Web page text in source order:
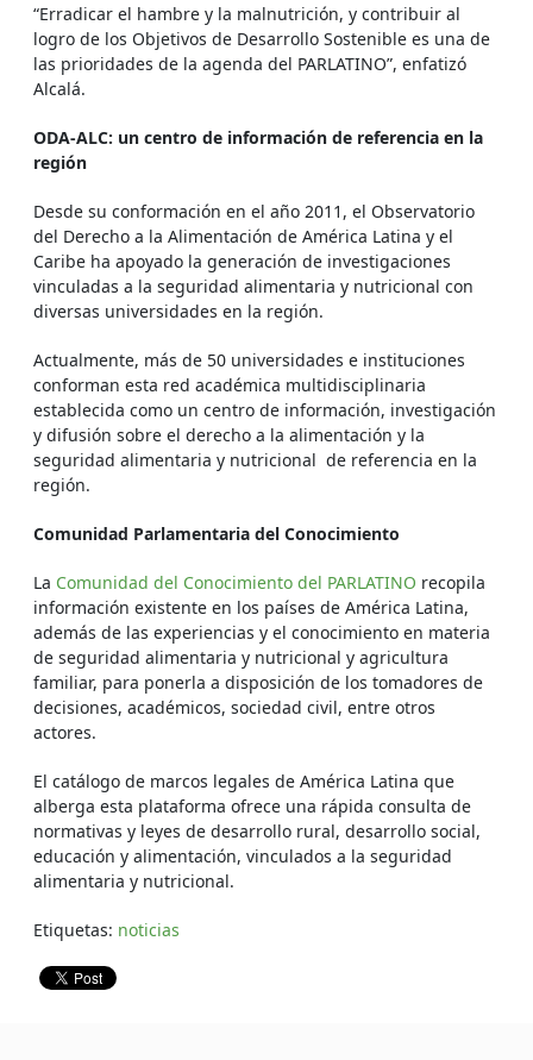
“Erradicar el hambre y la malnutrición, y contribuir al
logro de los Objetivos de Desarrollo Sostenible es una de
las prioridades de la agenda del PARLATINO”, enfatizó
Alcalá.
ODA-ALC: un centro de información de referencia en la
región
Desde su conformación en el año 2011, el Observatorio
del Derecho a la Alimentación de América Latina y el
Caribe ha apoyado la generación de investigaciones
vinculadas a la seguridad alimentaria y nutricional con
diversas universidades en la región.
Actualmente, más de 50 universidades e instituciones
conforman esta red académica multidisciplinaria
establecida como un centro de información, investigación
y difusión sobre el derecho a la alimentación y la
seguridad alimentaria y nutricional de referencia en la
región.
Comunidad Parlamentaria del Conocimiento
La Comunidad del Conocimiento del PARLATINO recopila
información existente en los países de América Latina,
además de las experiencias y el conocimiento en materia
de seguridad alimentaria y nutricional y agricultura
familiar, para ponerla a disposición de los tomadores de
decisiones, académicos, sociedad civil, entre otros
actores.
El catálogo de marcos legales de América Latina que
alberga esta plataforma ofrece una rápida consulta de
normativas y leyes de desarrollo rural, desarrollo social,
educación y alimentación, vinculados a la seguridad
alimentaria y nutricional.
Etiquetas: noticias